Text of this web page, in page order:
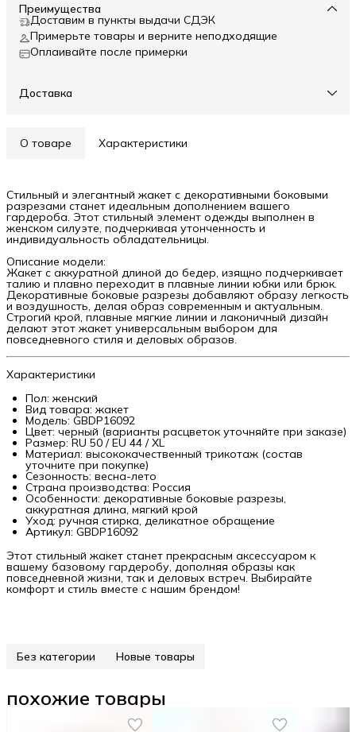
Преимущества
Доставим в пункты выдачи СДЭК
Примерьте товары и верните неподходящие
Оплаивайте после примерки
Доставка
О товаре Характеристики
Стильный и элегантный жакет с декоративными боковыми
разрезами станет идеальным дополнением вашего
гардероба. Этот стильный элемент одежды выполнен в
женском силуэте, подчеркивая утонченность и
индивидуальность обладательницы.
Описание модели:
Жакет с аккуратной длиной до бедер, изящно подчеркивает
талию и плавно переходит в плавные линии юбки или брюк.
Декоративные боковые разрезы добавляют образу легкость
и воздушность, делая образ современным и актуальным.
Строгий крой, плавные мягкие линии и лаконичный дизайн
делают этот жакет универсальным выбором для
повседневного стиля и деловых образов.
Характеристики
Пол: женский
Вид товара: жакет
Модель: GBDP16092
Цвет: черный (варианты расцветок уточняйте при заказе)
Размер: RU 50 / EU 44 / XL
Материал: высококачественный трикотаж (состав
уточните при покупке)
Сезонность: весна-лето
Страна производства: Россия
Особенности: декоративные боковые разрезы,
аккуратная длина, мягкий крой
Уход: ручная стирка, деликатное обращение
Артикул: GBDP16092
Этот стильный жакет станет прекрасным аксессуаром к
вашему базовому гардеробу, дополняя образы как
повседневной жизни, так и деловых встреч. Выбирайте
комфорт и стиль вместе с нашим брендом!
Без категории Новые товары
похожие товары